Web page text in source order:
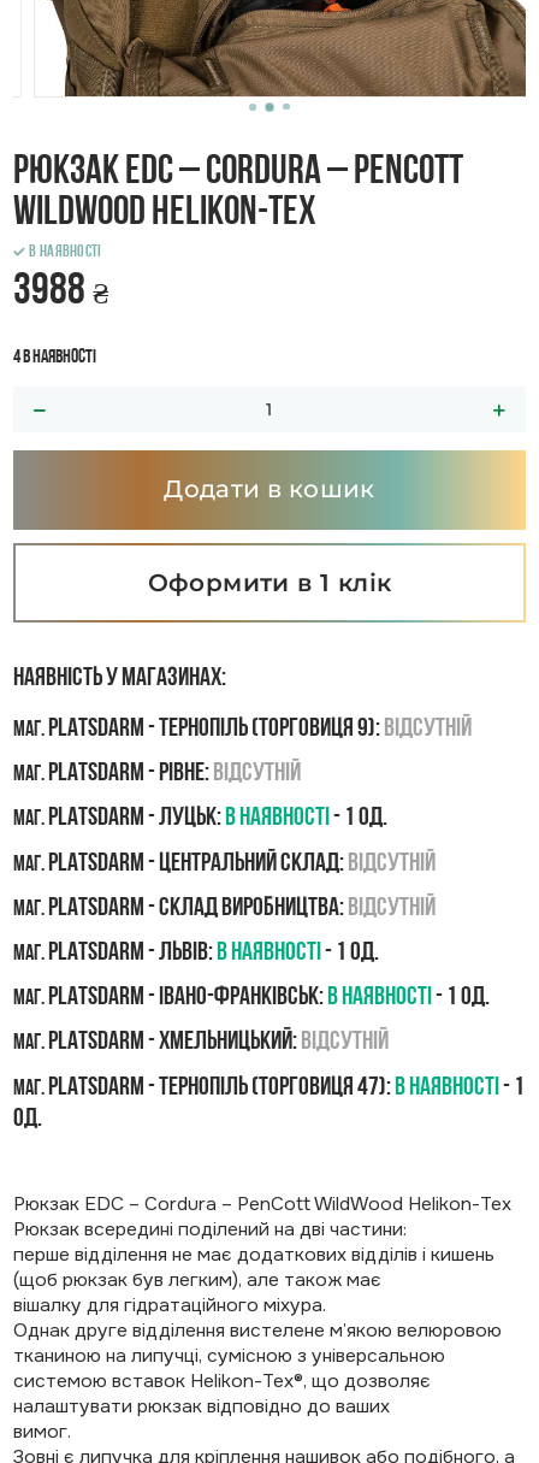
Рюкзак EDC – Cordura – PenCott
WildWood Helikon-Tex
В наявності
3988 ₴
4 в наявності
Додати в кошик
Оформити в 1 клік
Наявність у магазинах:
маг.PLATSDARM - Тернопіль (Торговиця 9):Відсутній
маг.PLATSDARM - Рівне:Відсутній
маг.PLATSDARM - Луцьк:В наявності- 1 од.
маг.PLATSDARM - Центральний склад: Відсутній
маг.PLATSDARM - Склад виробництва:Відсутній
маг.PLATSDARM - Львів:В наявності- 1 од.
маг.PLATSDARM - Івано-Франківськ:В наявності- 1 од.
маг.PLATSDARM - Хмельницький:Відсутній
маг.PLATSDARM - Тернопіль (Торговиця 47): В наявності - 1
од.
Рюкзак EDC – Cordura – PenCott WildWood Helikon-Tex
Рюкзак всередині поділений на дві частини:
перше відділення не має додаткових відділів і кишень
(щоб рюкзак був легким), але також має
вішалку для гідратаційного міхура.
Однак друге відділення вистелене м’якою велюровою
тканиною на липучці, сумісною з універсальною
системою вставок Helikon-Tex®, що дозволяє
налаштувати рюкзак відповідно до ваших
вимог.
Зовні є липучка для кріплення нашивок або подібного, а